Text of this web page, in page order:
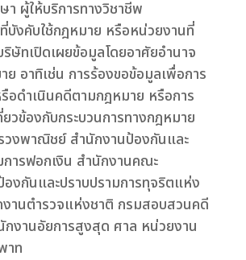
า ผู้ให้บริการทางวิชาชีพ
บังคับใช้กฎหมาย หรือหน่วยงานที่
ริษัทเปิดเผยข้อมูลโดยอาศัยอำนาจ
ย อาทิเช่น การร้องขอข้อมูลเพื่อการ
อดำเนินคดีตามกฎหมาย หรือการ
วข้องกับกระบวนการทางกฎหมาย
วงพาณิชย์ สำนักงานป้องกันและ
การฟอกเงิน สำนักงานคณะ
องกันและปราบปรามการทุจริตแห่ง
านตำรวจแห่งชาติ กรมสอบสวนคดี
งานอัยการสูงสุด ศาล หน่วยงาน
าท